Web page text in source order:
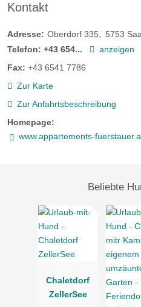
Deluxe Apartment -
Ferienwohnung ist perfekt für
geeignet. Geheimtipp:
Daten:
Größe 65 m²
Süd seitig
Dachgeschoss (Giebelhöhe
rechts 1,40m)
Badewanne
Kontakt
Adresse: Oberdorf 335 5753
Telefon: +43 654...
anzeigen
Fax: +43 6541 7786
Zur Karte
Zur Anfahrtsbeschreibung
Homepage:
www.appartements-
Beliebte
Chaletdorf
ZellerSee